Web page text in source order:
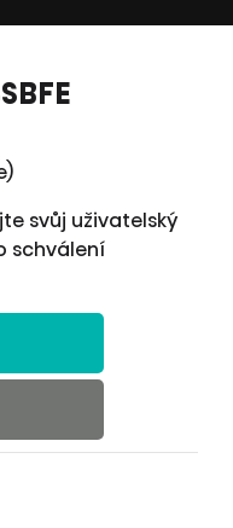
svůj uživatelský
schválení